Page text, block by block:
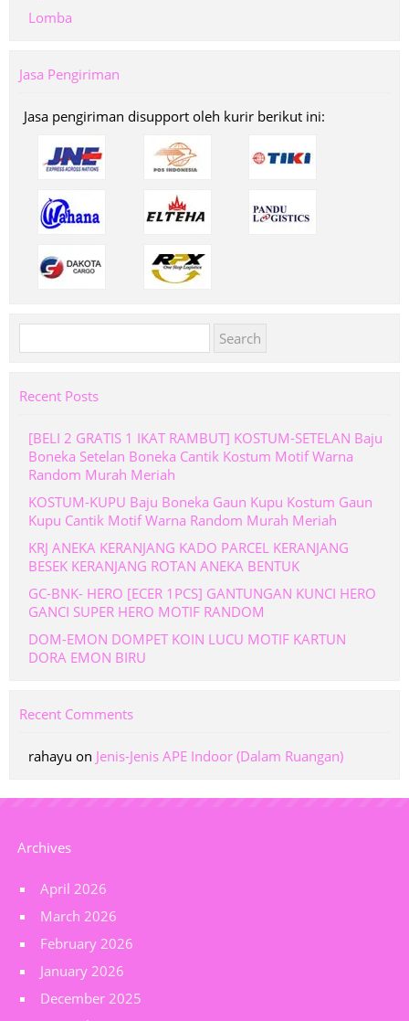
Lomba
Jasa Pengiriman
Jasa pengiriman disupport oleh kurir berikut ini:
for:
Recent Posts
[BELI 2 GRATIS 1 IKAT RAMBUT] KOSTUM-SETELAN Baju
Boneka Setelan Boneka Cantik Kostum Motif Warna
Random Murah Meriah
KOSTUM-KUPU Baju Boneka Gaun Kupu Kostum Gaun
Kupu Cantik Motif Warna Random Murah Meriah
KRJ ANEKA KERANJANG KADO PARCEL KERANJANG
BESEK KERANJANG ROTAN ANEKA BENTUK
GC-BNK- HERO [ECER 1PCS] GANTUNGAN KUNCI HERO
GANCI SUPER HERO MOTIF RANDOM
DOM-EMON DOMPET KOIN LUCU MOTIF KARTUN
DORA EMON BIRU
Recent Comments
rahayu on Jenis-Jenis APE Indoor (Dalam Ruangan)
Archives
April 2026
March 2026
February 2026
January 2026
December 2025